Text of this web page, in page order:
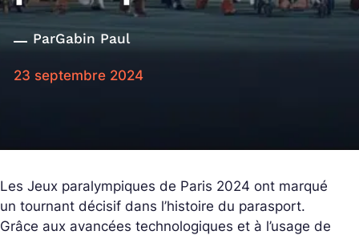
ParGabin Paul
23 septembre 2024
Les Jeux paralympiques de Paris 2024 ont marqué
un tournant décisif dans l’histoire du parasport.
Grâce aux avancées technologiques et à l’usage de